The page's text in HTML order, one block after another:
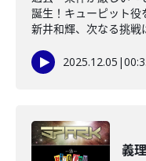
誕生！キューピット役
新井和輝、次なる挑戦
2025.12.05 |
義